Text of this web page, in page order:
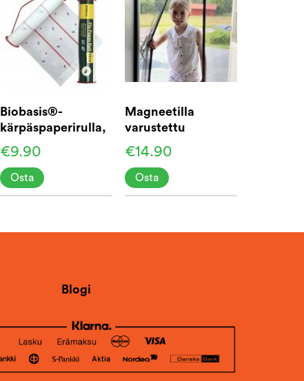
Biobasis®-
kärpäspaperirulla,
10 m
€9.90
Osta
Magneetilla
varustettu
hyttysverkko
oveen 210 cm
€14.90
Osta
Blogi